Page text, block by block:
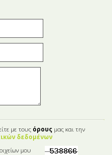
με τους όρους μας και την
δεδομένων
μου